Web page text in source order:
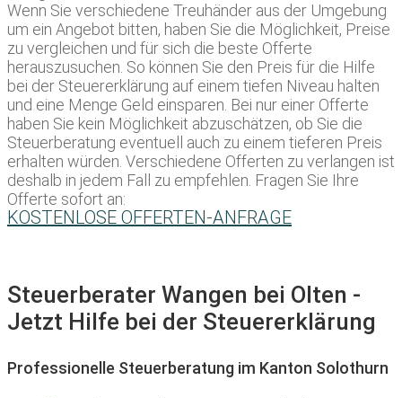
Wenn Sie verschiedene Treuhänder aus der Umgebung
um ein Angebot bitten, haben Sie die Möglichkeit, Preise
zu vergleichen und für sich die beste Offerte
herauszusuchen. So können Sie den Preis für die Hilfe
bei der Steuererklärung auf einem tiefen Niveau halten
und eine Menge Geld einsparen. Bei nur einer Offerte
haben Sie kein Möglichkeit abzuschätzen, ob Sie die
Steuerberatung eventuell auch zu einem tieferen Preis
erhalten würden. Verschiedene Offerten zu verlangen ist
deshalb in jedem Fall zu empfehlen. Fragen Sie Ihre
Offerte sofort an:
KOSTENLOSE OFFERTEN-ANFRAGE
Steuerberater Wangen bei Olten -
Jetzt Hilfe bei der Steuererklärung
Professionelle Steuerberatung im Kanton Solothurn